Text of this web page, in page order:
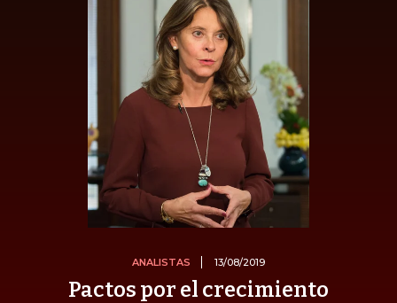
ANALISTAS 13/08/2019
Pactos por el crecimiento